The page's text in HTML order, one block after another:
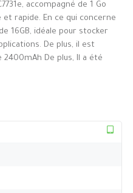
accompagné de 1 Go
rapide. En ce qui concerne
16GB, idéale pour stocker
De plus, il est
De plus, Il a été